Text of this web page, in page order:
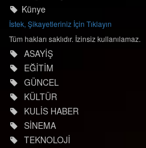
Künye
İstek, Şikayetleriniz İçin Tıklayın
Tüm hakları saklıdır. İzinsiz kullanılamaz.
ASAYİŞ
EĞİTİM
GÜNCEL
KÜLTÜR
KULİS HABER
SİNEMA
TEKNOLOJİ